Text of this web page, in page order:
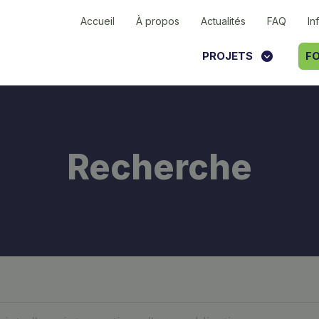
Accueil À propos Actualités FAQ
PROJETS
Recherche